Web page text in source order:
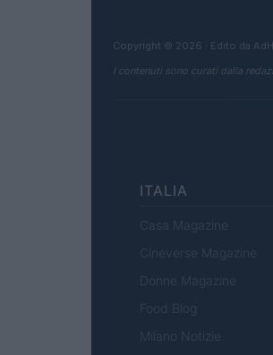
Copyright © 2026 · Edito da
I contenuti sono curati dalla
ITALIA
Casa Magazine
Cineverse Magazine
Donne Magazine
Food Blog
Milano Notizie